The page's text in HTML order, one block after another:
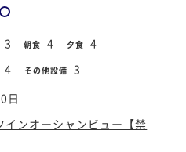
3 朝食 4 夕食 4
4 その他設備 3
日
インオーシャンビュー【禁